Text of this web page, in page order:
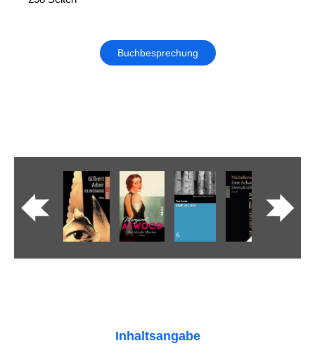
Buchbesprechung
Inhaltsangabe